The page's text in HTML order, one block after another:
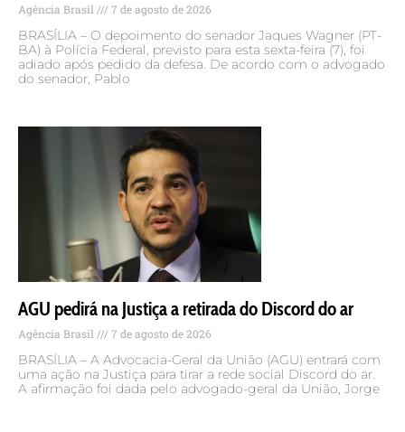
Agência Brasil 7 de agosto de 2026
BRASÍLIA – O depoimento do senador Jaques Wagner (PT-
BA) à Polícia Federal, previsto para esta sexta-feira (7), foi
adiado após pedido da defesa. De acordo com o advogado
do senador, Pablo
AGU pedirá na Justiça a retirada do Discord do ar
Agência Brasil 7 de agosto de 2026
BRASÍLIA – A Advocacia-Geral da União (AGU) entrará com
uma ação na Justiça para tirar a rede social Discord do ar.
A afirmação foi dada pelo advogado-geral da União, Jorge